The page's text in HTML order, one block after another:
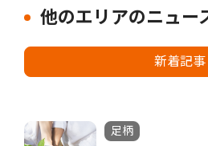
他のエリアのニュー
新着記事
足柄